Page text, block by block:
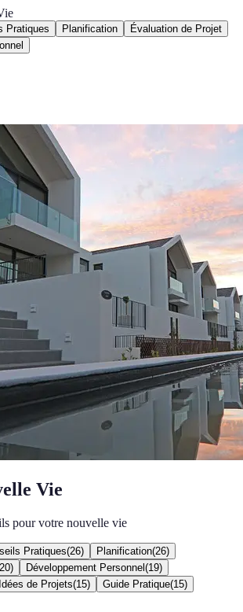
Pratiques Planification
Évaluation de Projet
Vie
pour votre nouvelle vie
Pratiques(26) Planification(26)
20) Développement Personnel (19)
Idées de Projets(15) Guide Pratique(15)